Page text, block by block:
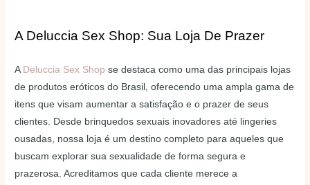
A Deluccia Sex Shop: Sua Loja De Prazer
A Deluccia Sex Shop se destaca como uma das principais lojas
de produtos eróticos do Brasil, oferecendo uma ampla gama de
itens que visam aumentar a satisfação e o prazer de seus
clientes. Desde brinquedos sexuais inovadores até lingeries
ousadas, nossa loja é um destino completo para aqueles que
buscam explorar sua sexualidade de forma segura e
prazerosa. Acreditamos que cada cliente merece a